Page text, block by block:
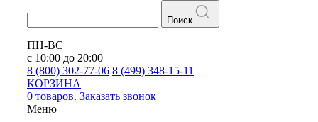
Поиск
ПН-ВС
с 10:00 до 20:00
8 (800) 302-77-06 8 (499) 348-15-11
КОРЗИНА
0 товаров. Заказать звонок
Меню